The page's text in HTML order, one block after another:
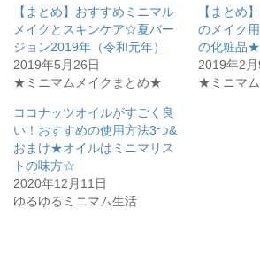
r
で
共
有
新
し
い
ィ
ド
ウ
で
開
き
ま
す
)
る
に
は
ク
ッ
ク
し
く
だ
さ
い
(
い
ィ
【まとめ】おすすめミニマル
メイクとスキンケア☆夏バー
ジョン2019年（令和元年）
2019年5月26日
★ミニマムメイクまとめ★
【まとめ
のメイク
の化粧品
2019年2月
★ミニマ
ココナッツオイルがすごく良
い！おすすめの使用方法3つ&
おまけ★オイルはミニマリス
トの味方☆
2020年12月11日
ゆるゆるミニマム生活